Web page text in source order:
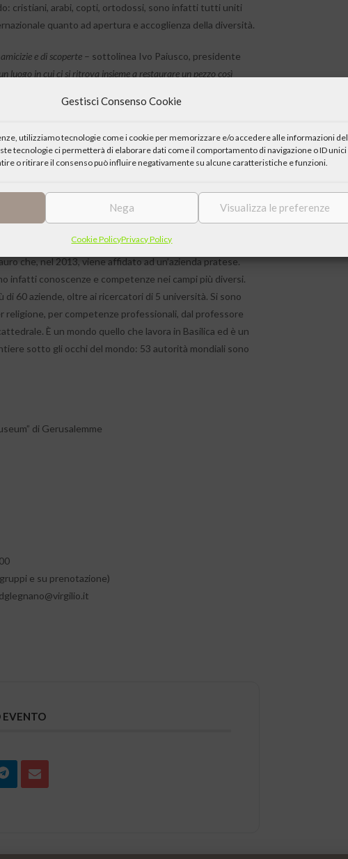
Gestisci Consenso Cookie
utilizziamo tecnologie come i cookie per memorizzare e/o accedere alle informazioni del
tecnologie ci permetterà di elaborare dati come il comportamento di navigazione o ID unici
o ritirare il consenso può influire negativamente su alcune caratteristiche e funzioni.
Nega Visualizza le preferenze
Cookie PolicyPrivacy Policy
cristiani, arabi, copti, ortodossi, sono infatti tutti uniti
quanto ad apertura e accoglienza della diversità.
e di scoperte– sottolinea Ivo Paiusco, presidente
luogo in cui ci si ritrova insieme a restaurare un pezzo così
lo splendore ritrovato della Basilica e dei suoi mosaici. Sono
per tutti quelli che verranno a visitarla. Per questo c’è tempo
di mosaico”
terremoti, guerre, ma da ultimo l’incuria ha avuto la
Il restauro della Basilica della Natività di Betlemme
e artistico. Ma è anche molto di più. Tre Chiese cristiane
secoli, decidono insieme di procedere all’intervento di
un consorzio di università italiane per lo studio
che, nel 2013, viene affidato ad un’azienda pratese.
infatti conoscenze e competenze nei campi più diversi.
60 aziende, oltre ai ricercatori di 5 università. Si sono
religione, per competenze professionali, dal professore
È un mondo quello che lavora in Basilica ed è un
sotto gli occhi del mondo: 53 autorità mondiali sono
di Gerusalemme
e su prenotazione)
EVENTO